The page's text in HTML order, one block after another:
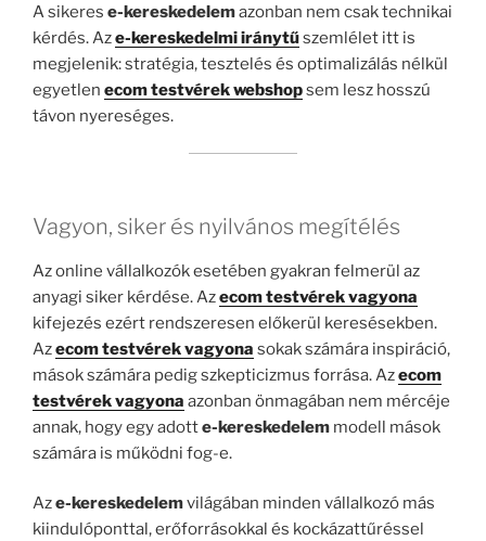
A sikeres e-kereskedelemazonban nem csak technikai
kérdés. Aze-kereskedelmi iránytűszemlélet itt is
megjelenik: stratégia, tesztelés és optimalizálás nélkül
egyetlen ecom testvérek webshopsem lesz hosszú
távon nyereséges.
Vagyon, siker és nyilvános megítélés
Az online vállalkozók esetében gyakran felmerül az
anyagi siker kérdése. Azecom testvérek vagyona
kifejezés ezért rendszeresen előkerül keresésekben.
Azecom testvérek vagyona sokak számára inspiráció,
mások számára pedig szkepticizmus forrása. Azecom
testvérek vagyona azonban önmagában nem mércéje
annak, hogy egy adotte-kereskedelem modell mások
számára is működni fog-e.
Aze-kereskedelemvilágában minden vállalkozó más
kiindulóponttal, erőforrásokkal és kockázattűréssel